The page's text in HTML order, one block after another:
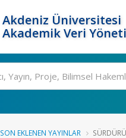
Akdeniz Üniversitesi
Akademik Veri
SON EKLENEN YAYINLAR